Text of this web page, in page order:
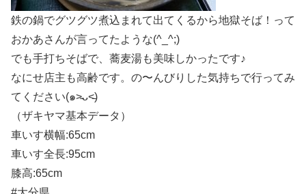
鉄の鍋でグツグツ煮込まれて出てくるから地獄そば！って
おかあさんが言ってたような(^_^;)
でも手打ちそばで、蕎麦湯も美味しかったです♪
なにせ店主も高齢です。の〜んびりした気持ちで行ってみ
てください(๑˃̵ᴗ˂̵)
（ザキヤマ基本データ）
車いす横幅:65cm
車いす全長:95cm
膝高:65cm